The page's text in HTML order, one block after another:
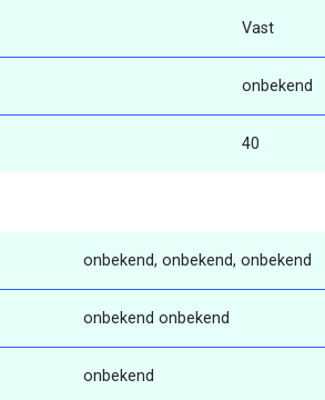
Vast
onbekend
40
onbekend, onbekend, onbekend
onbekend onbekend
onbekend